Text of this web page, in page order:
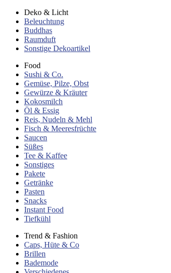
Deko & Licht
Beleuchtung
Buddhas
Raumduft
Sonstige Dekoartikel
Food
Sushi & Co.
Gemüse, Pilze, Obst
Gewürze & Kräuter
Kokosmilch
Öl & Essig
Reis, Nudeln & Mehl
Fisch & Meeresfrüchte
Saucen
Süßes
Tee & Kaffee
Sonstiges
Pakete
Getränke
Pasten
Snacks
Instant Food
Tiefkühl
Trend & Fashion
Caps, Hüte & Co
Brillen
Bademode